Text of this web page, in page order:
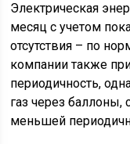
Электрическая
месяц с учетом
отсутствия – по
компании также
периодичность,
газ через баллоны,
меньшей